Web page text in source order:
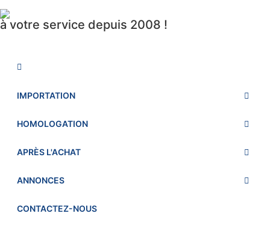
à votre service depuis 2008 !
IMPORTATION
HOMOLOGATION
APRÈS L'ACHAT
ANNONCES
CONTACTEZ-NOUS